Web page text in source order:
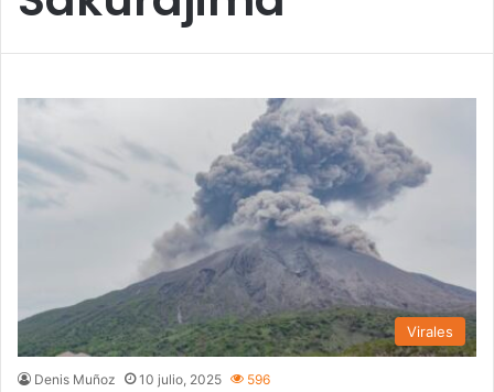
Virales
Denis Muñoz 10 julio, 2025 596